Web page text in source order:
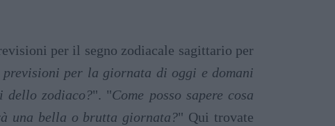
per il segno zodiacale sagittario per
previsioni per la giornata di oggi e domani
dello zodiaco?". "Come posso sapere cosa
una bella o brutta giornata?" Qui trovate